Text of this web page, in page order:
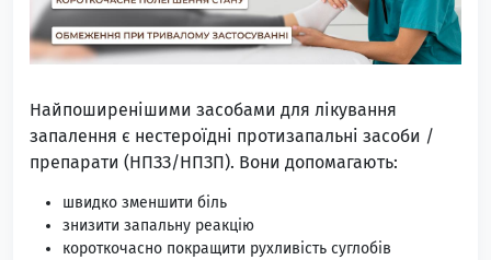
Найпоширенішими засобами для лікування
запалення є нестероїдні протизапальні засоби /
препарати (НПЗЗ/НПЗП). Вони допомагають:
швидко зменшити біль
знизити запальну реакцію
короткочасно покращити рухливість суглобів